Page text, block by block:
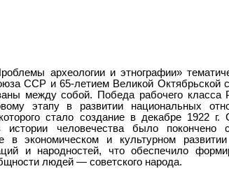
археологии и этнографии»
ССР и 65-летием Великой Октябрьской
между собой. Победа рабочего класса
этапу в развитии национальных
стало создание в декабре 1922 г.
истории человечества было
в экономическом и культурном
и народностей, что обеспечило
людей — советского народа.